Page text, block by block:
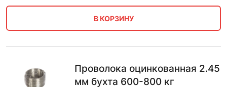
В КОРЗИНУ
Проволока оцинкованная 2.45
мм бухта 600-800 кг